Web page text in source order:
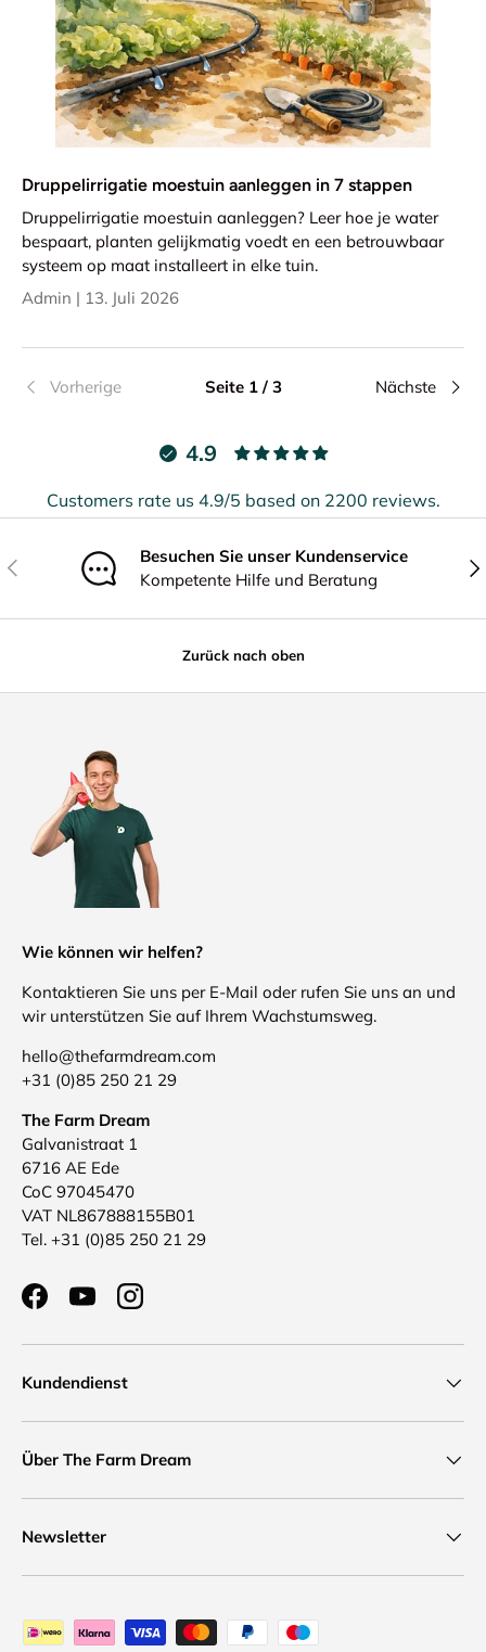
Druppelirrigatie moestuin aanleggen in 7 stappen
Druppelirrigatie moestuin aanleggen? Leer hoe je water
bespaart, planten gelijkmatig voedt en een betrouwbaar
systeem op maat installeert in elke tuin.
Admin | 13. Juli 2026
Vorherige Seite 1 / 3 Nächste
4.9
Customers rate us 4.9/5 based on 2200 reviews.
Vorherige
Besuchen Sie unser Kundenservice
Kompetente Hilfe und Beratung
Zurück nach oben
Wie können wir helfen?
Kontaktieren Sie uns per E-Mail oder rufen Sie uns an und
wir unterstützen Sie auf Ihrem Wachstumsweg.
hello@thefarmdream.com
+31 (0)85 250 21 29
The Farm Dream
Galvanistraat 1
6716 AE Ede
CoC 97045470
VAT NL867888155B01
Tel. +31 (0)85 250 21 29
FacebookYouTubeInstagram
Kundendienst
Über The Farm Dream
Newsletter
Zahlungsmethoden